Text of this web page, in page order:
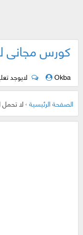
Okba لايوجد
الصفحة الرئيسية›لا